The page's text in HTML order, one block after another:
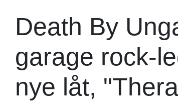
Death By
garage rock-
nye låt,